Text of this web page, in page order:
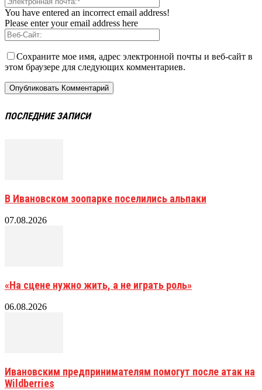
You have entered an incorrect email address!
Please enter your email address here
Сохраните мое имя, адрес электронной почты и веб-сайт в
этом браузере для следующих комментариев.
ПОСЛЕДНИЕ ЗАПИСИ
В Ивановском зоопарке поселились альпаки
07.08.2026
«На сцене нужно жить, а не играть роль»
06.08.2026
Ивановским предпринимателям помогут после атак на
Wildberries